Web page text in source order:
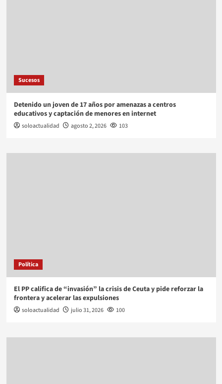
Sucesos
Detenido un joven de 17 años por amenazas a centros
educativos y captación de menores en internet
soloactualidad agosto 2, 2026 103
Política
El PP califica de “invasión” la crisis de Ceuta y pide reforzar la
frontera y acelerar las expulsiones
soloactualidad julio 31, 2026 100